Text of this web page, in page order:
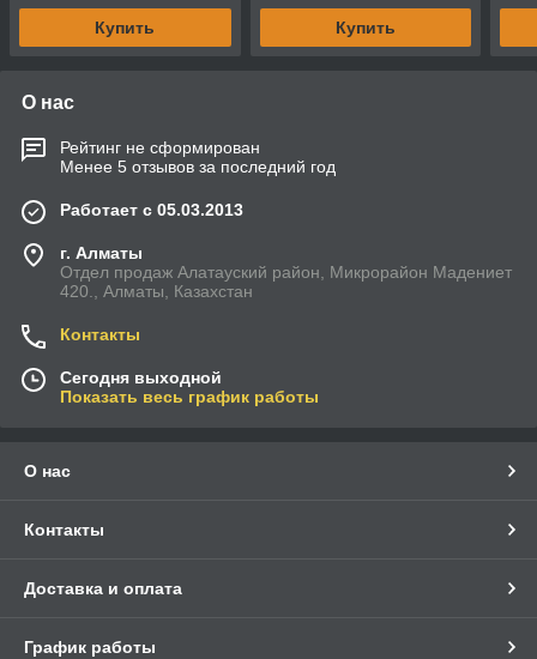
Купить Купить
О нас
Рейтинг не сформирован
Менее 5 отзывов за последний год
Работает с 05.03.2013
г. Алматы
Отдел продаж Алатауский район, Микрорайон Мадениет
420., Алматы, Казахстан
Контакты
Сегодня выходной
Показать весь график работы
О нас
Контакты
Доставка и оплата
График работы